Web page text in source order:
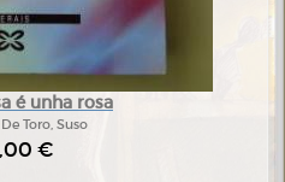
é unha rosa
De Toro, Suso
€